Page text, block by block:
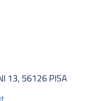
13, 56126 PISA